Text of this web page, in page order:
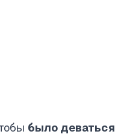
было деваться